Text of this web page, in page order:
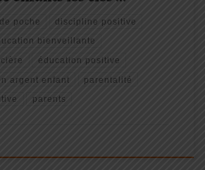
poche discipline positive
bienveillante
éducation positive
argent enfant parentalité
parents